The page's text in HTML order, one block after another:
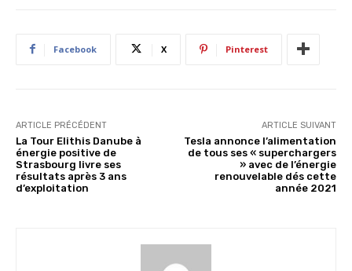
Facebook X Pinterest
ARTICLE PRÉCÉDENT
La Tour Elithis Danube à
énergie positive de
Strasbourg livre ses
résultats après 3 ans
d’exploitation
ARTICLE SUIVANT
Tesla annonce l’alimentation
de tous ses « superchargers
» avec de l’énergie
renouvelable dés cette
année 2021